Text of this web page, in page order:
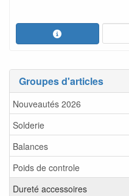
Groupes d'articles
Nouveautés 2026
Solderie
Balances
Poids de controle
Dureté accessoires